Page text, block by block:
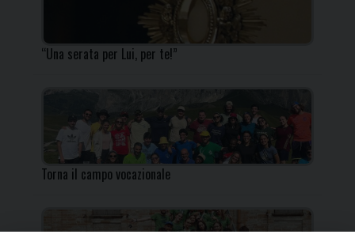
“Una serata per Lui, per te!”
Torna il campo vocazionale